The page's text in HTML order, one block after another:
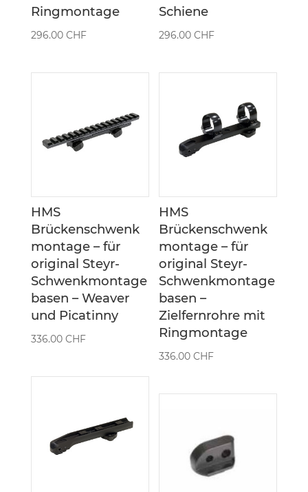
Ringmontage
296.00 CHF
Schiene
296.00CHF
HMS
Brückenschwenk
montage – für
original Steyr-
Schwenkmontage
basen – Weaver
und Picatinny
336.00 CHF
HMS
Brückenschwenk
montage – für
original Steyr-
Schwenkmontage
basen –
Zielfernrohre mit
Ringmontage
336.00CHF